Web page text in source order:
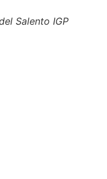
Salento IGP